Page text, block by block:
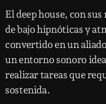
El deep house, con
de bajo hipnóticas y
convertido en un
un entorno sonoro
realizar tareas que
sostenida.